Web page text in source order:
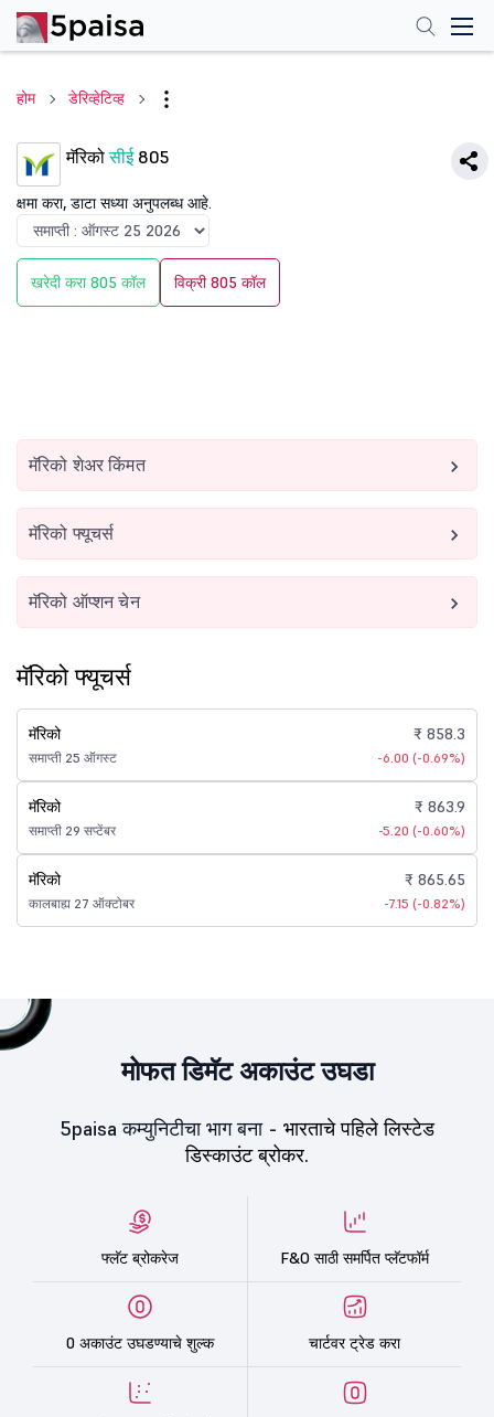
होम डेरिव्हेटिव्ह
मॅरिकोसीई805
क्षमा करा, डाटा सध्या अनुपलब्ध आहे.
खरेदी करा 805 कॉल विक्री 805 कॉल
मॅरिको शेअर किंमत
मॅरिको फ्यूचर्स
मॅरिको ऑप्शन चेन
मॅरिको फ्यूचर्स
मॅरिको
समाप्ती 25 ऑगस्ट
₹ 858.3
-6.00 (-0.69%)
मॅरिको
समाप्ती 29 सप्टेंबर
₹ 863.9
-5.20 (-0.60%)
मॅरिको
कालबाह्य 27 ऑक्टोबर
₹ 865.65
-7.15 (-0.82%)
मोफत डिमॅट अकाउंट उघडा
5paisa कम्युनिटीचा भाग बना - भारताचे पहिले लिस्टेड
डिस्काउंट ब्रोकर.
फ्लॅट ब्रोकरेज F&O साठी समर्पित प्लॅटफॉर्म
0 अकाउंट उघडण्याचे शुल्क चार्टवर ट्रेड करा